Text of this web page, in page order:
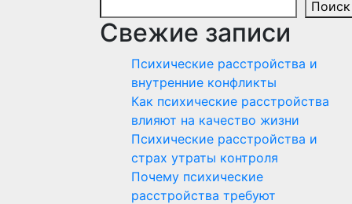
Поиск
Свежие записи
Психические расстройства и
внутренние конфликты
Как психические расстройства
влияют на качество жизни
Психические расстройства и
страх утраты контроля
Почему психические
расстройства требуют